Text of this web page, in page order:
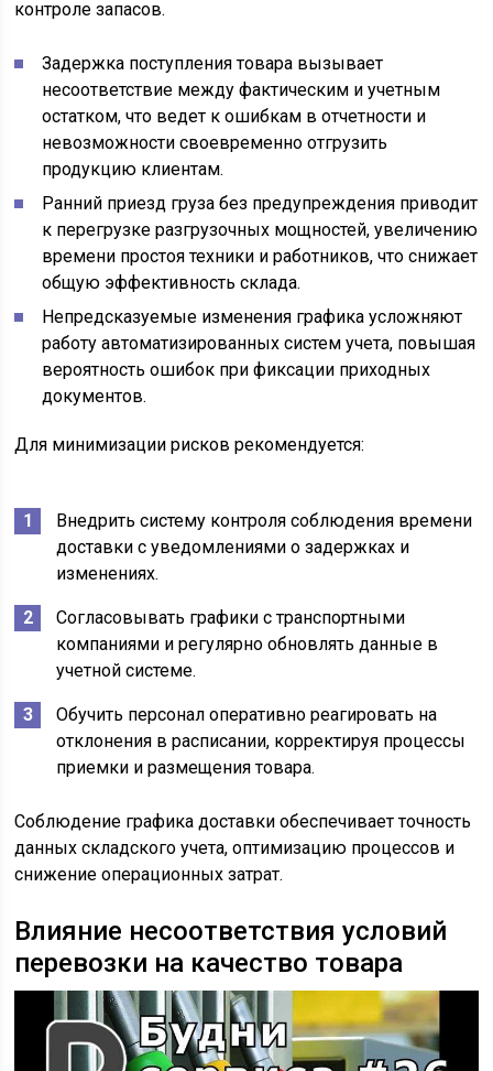
контроле запасов.
Задержка поступления товара вызывает
несоответствие между фактическим и учетным
остатком, что ведет к ошибкам в отчетности и
невозможности своевременно отгрузить
продукцию клиентам.
Ранний приезд груза без предупреждения приводит
к перегрузке разгрузочных мощностей, увеличению
времени простоя техники и работников, что снижает
общую эффективность склада.
Непредсказуемые изменения графика усложняют
работу автоматизированных систем учета, повышая
вероятность ошибок при фиксации приходных
документов.
Для минимизации рисков рекомендуется:
Внедрить систему контроля соблюдения времени
доставки с уведомлениями о задержках и
изменениях.
Согласовывать графики с транспортными
компаниями и регулярно обновлять данные в
учетной системе.
Обучить персонал оперативно реагировать на
отклонения в расписании, корректируя процессы
приемки и размещения товара.
Соблюдение графика доставки обеспечивает точность
данных складского учета, оптимизацию процессов и
снижение операционных затрат.
Влияние несоответствия условий
перевозки на качество товара